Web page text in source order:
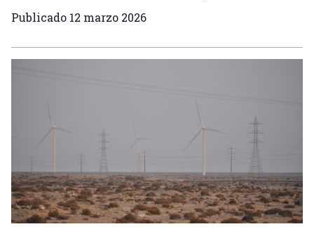
Publicado 12 marzo 2026